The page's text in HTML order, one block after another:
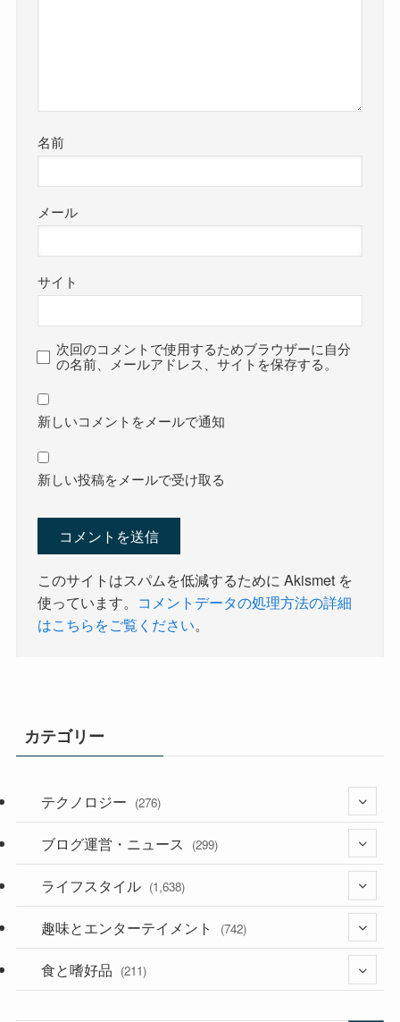
名前
メール
サイト
次回のコメントで使用するためブラウザーに自分
の名前、メールアドレス、サイトを保存する。
新しいコメントをメールで通知
新しい投稿をメールで受け取る
このサイトはスパムを低減するために Akismet を
使っています。 コメントデータの処理方法の詳細
はこちらをご覧ください。
カテゴリー
テクノロジー (276)
(36)
(187)
ブログ運営・ニュース (299)
(118)
(181)
ライフスタイル (1,638)
(394)
(282)
趣味とエンターテイメント (742)
(56)
食と嗜好品 (211)